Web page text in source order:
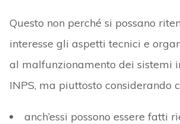
Questo non perché si possano
interesse gli aspetti tecnici e
al malfunzionamento dei sistemi
INPS, ma piuttosto considerando
anch’essi possono essere fatti